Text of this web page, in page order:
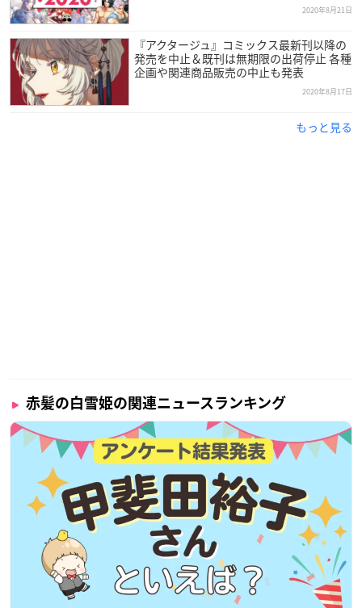
2020年8月21日
『アクタージュ』コミックス最新刊以降の
発売を中止＆既刊は無期限の出荷停止 各種
企画や関連商品販売の中止も発表
2020年8月17日
もっと見る
赤髪の白雪姫の関連ニュースランキング